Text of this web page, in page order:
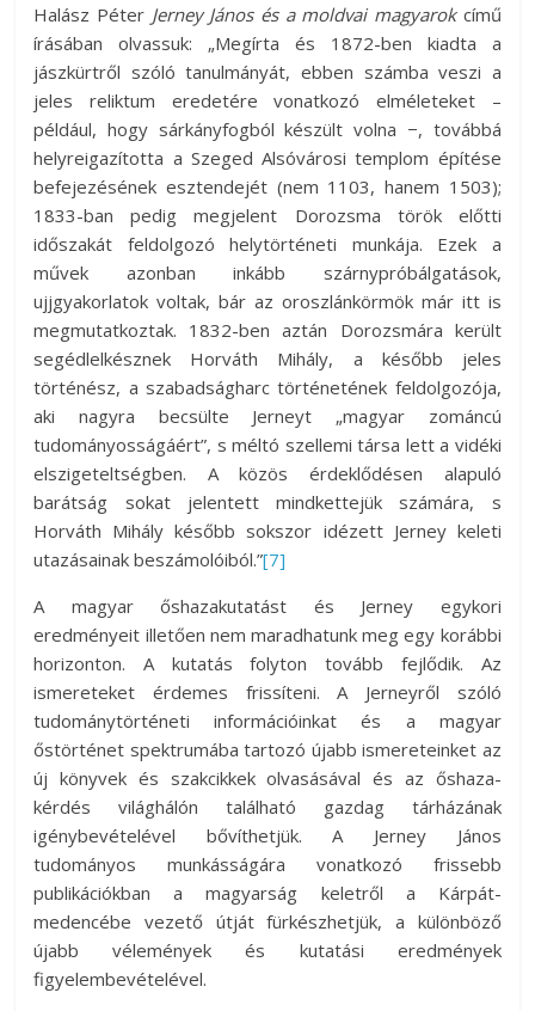
Halász Péter Jerney János és a moldvai magyarok című
írásában olvassuk: „Megírta és 1872-ben kiadta a
jászkürtről szóló tanulmányát, ebben számba veszi a
jeles reliktum eredetére vonatkozó elméleteket –
például, hogy sárkányfogból készült volna −, továbbá
helyreigazította a Szeged Alsóvárosi templom építése
befejezésének esztendejét (nem 1103, hanem 1503);
1833-ban pedig megjelent Dorozsma török előtti
időszakát feldolgozó helytörténeti munkája. Ezek a
művek azonban inkább szárnypróbálgatások,
ujjgyakorlatok voltak, bár az oroszlánkörmök már itt is
megmutatkoztak. 1832-ben aztán Dorozsmára került
segédlelkésznek Horváth Mihály, a később jeles
történész, a szabadságharc történetének feldolgozója,
aki nagyra becsülte Jerneyt „magyar zománcú
tudományosságáért”, s méltó szellemi társa lett a vidéki
elszigeteltségben. A közös érdeklődésen alapuló
barátság sokat jelentett mindkettejük számára, s
Horváth Mihály később sokszor idézett Jerney keleti
utazásainak beszámolóiból.”[7]
A magyar őshazakutatást és Jerney egykori
eredményeit illetően nem maradhatunk meg egy korábbi
horizonton. A kutatás folyton tovább fejlődik. Az
ismereteket érdemes frissíteni. A Jerneyről szóló
tudománytörténeti információinkat és a magyar
őstörténet spektrumába tartozó újabb ismereteinket az
új könyvek és szakcikkek olvasásával és az őshaza-
kérdés világhálón található gazdag tárházának
igénybevételével bővíthetjük. A Jerney János
tudományos munkásságára vonatkozó frissebb
publikációkban a magyarság keletről a Kárpát-
medencébe vezető útját fürkészhetjük, a különböző
újabb vélemények és kutatási eredmények
figyelembevételével.